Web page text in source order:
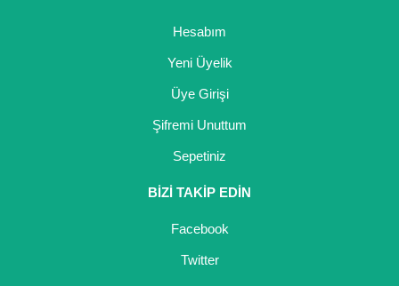
Hesabım
Yeni Üyelik
Üye Girişi
Şifremi Unuttum
Sepetiniz
BİZİ TAKİP EDİN
Facebook
Twitter